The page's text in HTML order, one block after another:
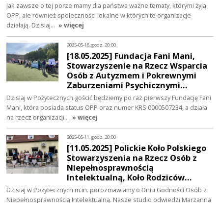
Jak zawsze o tej porze mamy dla państwa ważne tematy, którymi żyją
OPP, ale również społeczności lokalne w których te organizacje
działają. Dzisiaj… » więcej
2025-05-18, godz. 20:00
[18.05.2025] Fundacja Fani Mani,
Stowarzyszenie na Rzecz Wsparcia
Osób z Autyzmem i Pokrewnymi
Zaburzeniami Psychicznymi…
Dzisiaj w Pożytecznych gościć będziemy po raz pierwszy Fundację Fani
Mani, która posiada status OPP oraz numer KRS 0000507234, a działa
na rzecz organizacji… » więcej
2025-05-11, godz. 20:00
[11.05.2025] Polickie Koło Polskiego
Stowarzyszenia na Rzecz Osób z
Niepełnosprawnością
Intelektualną, Koło Rodziców…
Dzisiaj w Pożytecznych m.in. porozmawiamy o Dniu Godności Osób z
Niepełnosprawnością Intelektualną. Nasze studio odwiedzi Marzanna